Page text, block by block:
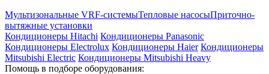
Мультизональные VRF-системыТепловые насосыПриточно-
вытяжные установки
Кондиционеры Hitachi Кондиционеры Panasonic
Кондиционеры Electrolux Кондиционеры Haier Кондиционеры
Mitsubishi Electric Кондиционеры Mitsubishi Heavy
Помощь в подборе оборудования: